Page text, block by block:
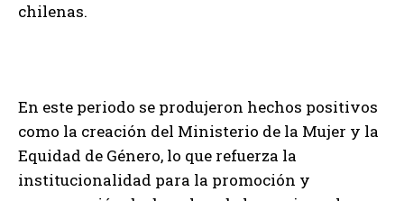
chilenas.
En este periodo se produjeron hechos positivos
como la creación del Ministerio de la Mujer y la
Equidad de Género, lo que refuerza la
institucionalidad para la promoción y